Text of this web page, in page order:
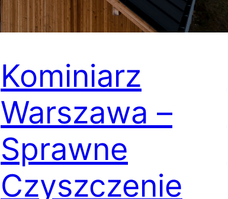
Kominiarz
Warszawa –
Sprawne
Czyszczenie